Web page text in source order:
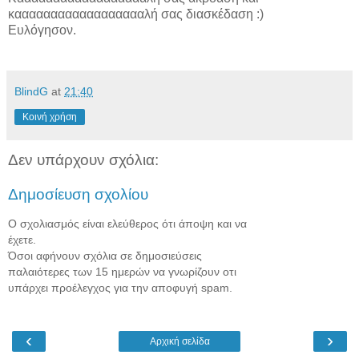
κααααααααααααααααααλή σας διασκέδαση :)
Ευλόγησον.
BlindG at 21:40
Κοινή χρήση
Δεν υπάρχουν σχόλια:
Δημοσίευση σχολίου
Ο σχολιασμός είναι ελεύθερος ότι άποψη και να
έχετε.
Όσοι αφήνουν σχόλια σε δημοσιεύσεις
παλαιότερες των 15 ημερών να γνωρίζουν οτι
υπάρχει προέλεγχος για την αποφυγή spam.
‹ ›
Αρχική σελίδα